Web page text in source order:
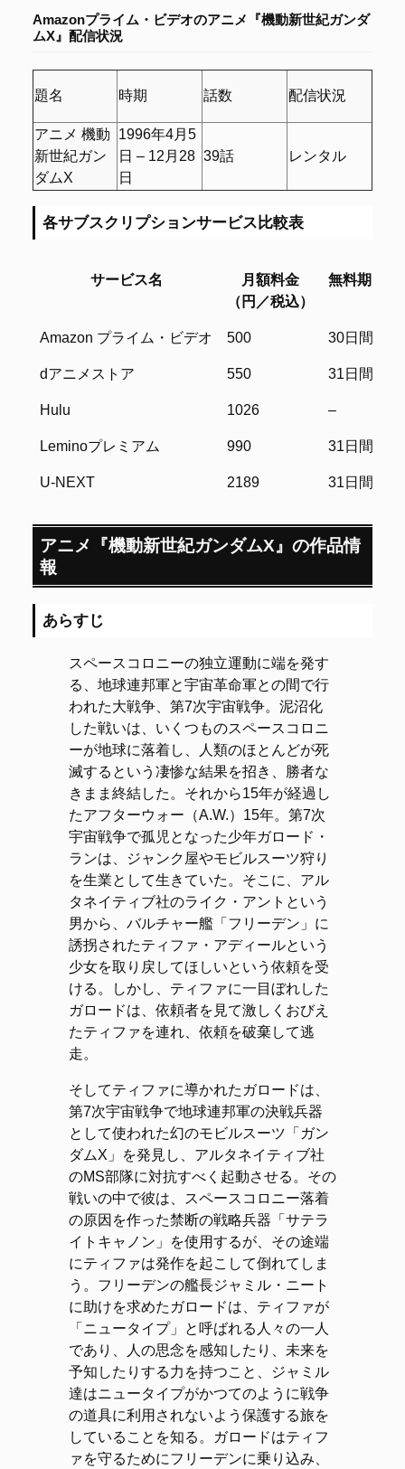
Amazonプライム・ビデオのアニメ『機動新世紀ガンダ
ムX』配信状況
題名 時期 話数 配信状況
アニメ 機動
新世紀ガン
ダムX
1996年4月5
日 – 12月28
日
39話 レンタル
各サブスクリプションサービス比較表
サービス名
月額料金
（円／税込）
無料期間
サービス名
月額料金
無料期間
Amazon プライム・ビデオ 500 30日間
dアニメストア 550 31日間
Hulu 1026 –
Leminoプレミアム 990 31日間
U-NEXT 2189 31日間
アニメ『機動新世紀ガンダムX』の作品情
報
あらすじ
スペースコロニーの独立運動に端を発す
る、地球連邦軍と宇宙革命軍との間で行
われた大戦争、第7次宇宙戦争。泥沼化
した戦いは、いくつものスペースコロニ
ーが地球に落着し、人類のほとんどが死
滅するという凄惨な結果を招き、勝者な
きまま終結した。それから15年が経過し
たアフターウォー（A.W.）15年。第7次
宇宙戦争で孤児となった少年ガロード・
ランは、ジャンク屋やモビルスーツ狩り
を生業として生きていた。そこに、アル
タネイティブ社のライク・アントという
男から、バルチャー艦「フリーデン」に
誘拐されたティファ・アディールという
少女を取り戻してほしいという依頼を受
ける。しかし、ティファに一目ぼれした
ガロードは、依頼者を見て激しくおびえ
たティファを連れ、依頼を破棄して逃
走。
そしてティファに導かれたガロードは、
第7次宇宙戦争で地球連邦軍の決戦兵器
として使われた幻のモビルスーツ「ガン
ダムX」を発見し、アルタネイティブ社
のMS部隊に対抗すべく起動させる。その
戦いの中で彼は、スペースコロニー落着
の原因を作った禁断の戦略兵器「サテラ
イトキャノン」を使用するが、その途端
にティファは発作を起こして倒れてしま
う。フリーデンの艦長ジャミル・ニート
に助けを求めたガロードは、ティファが
「ニュータイプ」と呼ばれる人々の一人
であり、人の思念を感知したり、未来を
予知したりする力を持つこと、ジャミル
達はニュータイプがかつてのように戦争
の道具に利用されないよう保護する旅を
していることを知る。ガロードはティフ
ァを守るためにフリーデンに乗り込み、